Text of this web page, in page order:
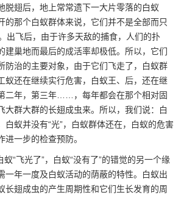
脱翅后，地上常常遗下一大片零落的白蚁
的那个白蚁群体来说，它们并不是全部而只
出飞后，由于许多天敌的捕食，人们的扑
建巢地而最后的成活率却极低。所以，它们
防治的主要对象，由于它们飞走了，白蚁群
蚁还在继续实行危害，白蚁王、后，还在继
二年，第三年……，每年都会在那个相对固
大群大群的长翅成虫来。所以，我们说：白
白蚁并没有“光”，白蚁群体还在，白蚁的危害
一步的检查预防。
“飞光了”，白蚁“没有了”的错觉的另一个缘
一年一度及白蚁活动的荫蔽的特性。白蚁出
长翅成虫的产生周期性和它们生长发育的周